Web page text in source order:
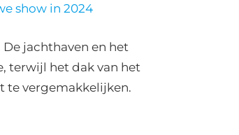
show in 2024
jachthaven en het
terwijl het dak van het
te vergemakkelijken.